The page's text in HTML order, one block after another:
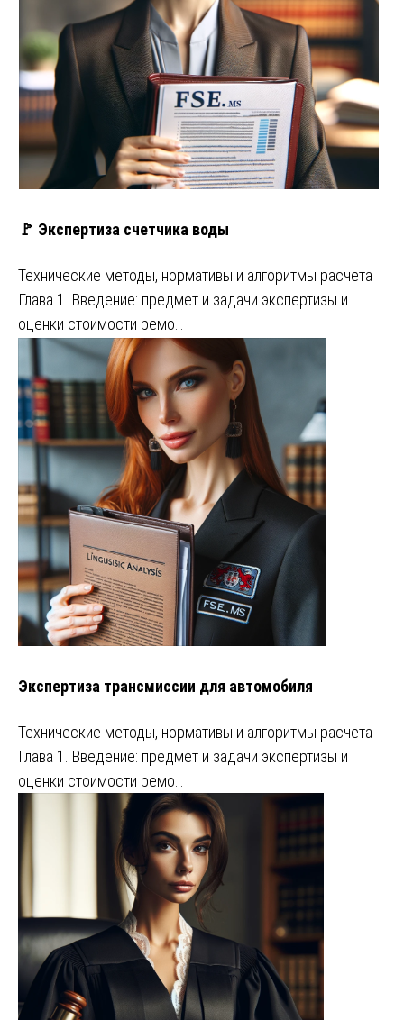
🚩 Экспертиза счетчика воды
Технические методы, нормативы и алгоритмы расчета
Глава 1. Введение: предмет и задачи экспертизы и
оценки стоимости ремо…
Экспертиза трансмиссии для автомобиля
Технические методы, нормативы и алгоритмы расчета
Глава 1. Введение: предмет и задачи экспертизы и
оценки стоимости ремо…